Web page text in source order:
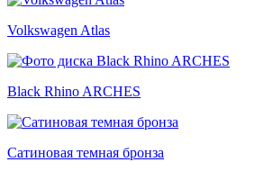
Volkswagen Atlas
Black Rhino ARCHES
Сатиновая темная бронза